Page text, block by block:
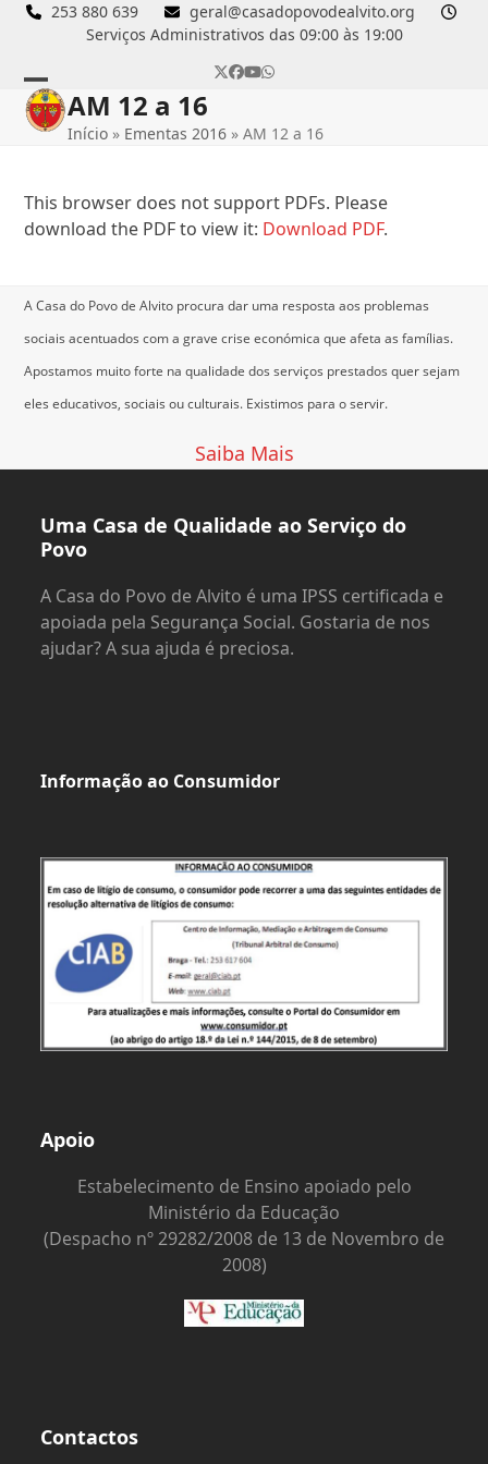
Skip
253 880 639
geral@casadopovodealvito.org
Serviços Administrativos das 09:00 às 19:00
Twitter
Facebook
YouTube
Whatsapp
Open
mobile
Close
mobile
AM 12 a 16
Início » Ementas 2016 »AM 12 a 16
This browser does not support PDFs. Please
download the PDF to view it: Download PDF.
A Casa do Povo de Alvito procura dar uma resposta aos problemas
sociais acentuados com a grave crise económica que afeta as famílias.
Apostamos muito forte na qualidade dos serviços prestados quer sejam
eles educativos, sociais ou culturais. Existimos para o servir.
Saiba Mais
Uma Casa de Qualidade ao Serviço do
Povo
A Casa do Povo de Alvito é uma IPSS certificada e
apoiada pela Segurança Social. Gostaria de nos
ajudar? A sua ajuda é preciosa.
Informação ao Consumidor
Apoio
Estabelecimento de Ensino apoiado pelo
Ministério da Educação
(Despacho nº 29282/2008 de 13 de Novembro de
2008)
Contactos